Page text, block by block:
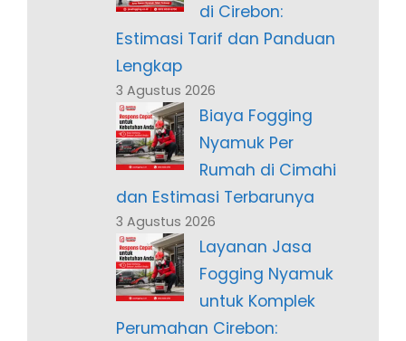
di Cirebon:
Estimasi Tarif dan Panduan
Lengkap
3 Agustus 2026
Biaya Fogging
Nyamuk Per
Rumah di Cimahi
dan Estimasi Terbarunya
3 Agustus 2026
Layanan Jasa
Fogging Nyamuk
untuk Komplek
Perumahan Cirebon: